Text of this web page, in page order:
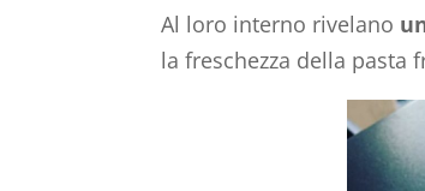
Al loro interno rivelano
la freschezza della